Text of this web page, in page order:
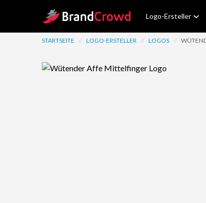
Site Logo Logo-Ersteller
STARTSEITE // LOGO-ERSTELLER // LOGOS //